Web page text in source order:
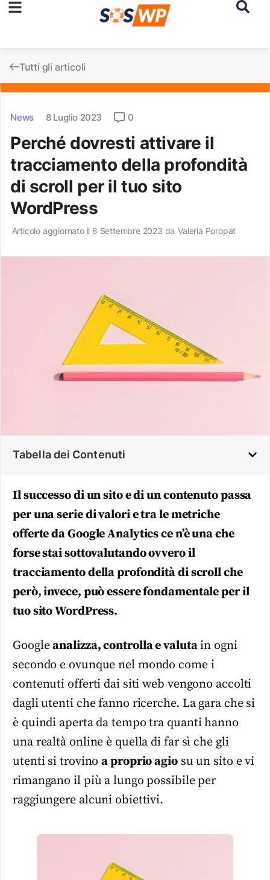
Tutti gli articoli
News 8 Luglio 2023 0
Perché dovresti attivare il
tracciamento della profondità
di scroll per il tuo sito
WordPress
Articolo aggiornato il 8 Settembre 2023 da Valeria Poropat
Tabella dei Contenuti
Il successo di un sito e di un contenuto passa
per una serie di valori e tra le metriche
offerte da Google Analytics ce n’è una che
forse stai sottovalutando ovvero il
tracciamento della profondità di scroll che
però, invece, può essere fondamentale per il
tuo sito WordPress.
Googleanalizza, controlla e valutain ogni
secondo e ovunque nel mondo come i
contenuti offerti dai siti web vengono accolti
dagli utenti che fanno ricerche. La gara che si
è quindi aperta da tempo tra quanti hanno
una realtà online è quella di far sì che gli
utenti si trovinoa proprio agiosu un sito e vi
rimangano il più a lungo possibile per
raggiungere alcuni obiettivi.